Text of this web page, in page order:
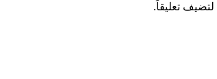
لتضيف تعليقاً.